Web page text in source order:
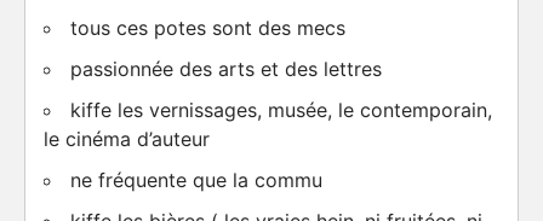
tous ces potes sont des mecs
passionnée des arts et des lettres
kiffe les vernissages, musée, le contemporain,
le cinéma d’auteur
ne fréquente que la commu